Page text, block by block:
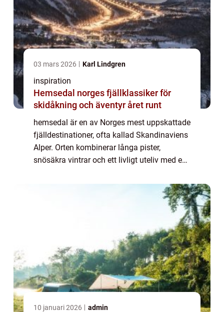
03 mars 2026 Karl Lindgren
inspiration
Hemsedal norges fjällklassiker för
skidåkning och äventyr året runt
hemsedal är en av Norges mest uppskattade
fjälldestinationer, ofta kallad Skandinaviens
Alper. Orten kombinerar långa pister,
snösäkra vintrar och ett livligt uteliv med en
möts erfarna åkare, barnfamiljer och ...
10 januari 2026 admin